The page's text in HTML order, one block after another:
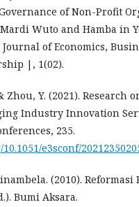
of Non-Profit
Wuto and Hamba in
of Economics,
|, 1(02).
Zhou, Y. (2021). Research
Industry Innovation
235.
e3sconf/
(2010). Reformasi
Bumi Aksara.